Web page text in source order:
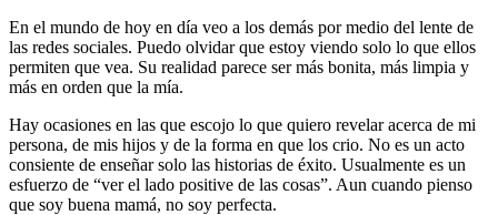
En el mundo de hoy en día veo a los demás por medio del lente de
las redes sociales. Puedo olvidar que estoy viendo solo lo que ellos
permiten que vea. Su realidad parece ser más bonita, más limpia y
más en orden que la mía.
Hay ocasiones en las que escojo lo que quiero revelar acerca de mi
persona, de mis hijos y de la forma en que los crio. No es un acto
consiente de enseñar solo las historias de éxito. Usualmente es un
esfuerzo de “ver el lado positive de las cosas”. Aun cuando pienso
que soy buena mamá, no soy perfecta.